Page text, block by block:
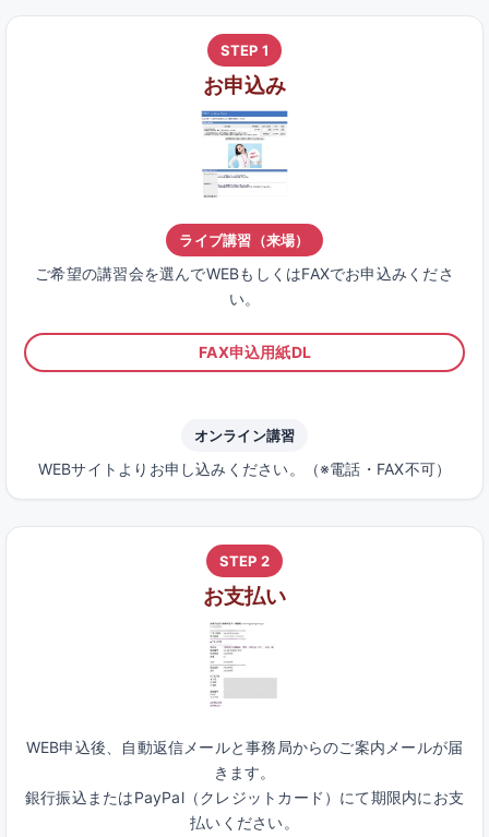
STEP 1
お申込み
ライブ講習（来場）
ご希望の講習会を選んでWEBもしくはFAXでお申込みくださ
い。
FAX申込用紙DL
オンライン講習
WEBサイトよりお申し込みください。（※電話・FAX不可）
STEP 2
お支払い
WEB申込後、自動返信メールと事務局からのご案内メールが届
きます。
銀行振込またはPayPal（クレジットカード）にて期限内にお支
払いください。